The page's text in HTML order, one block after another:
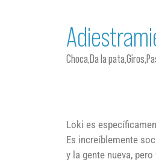
Choca,Da la
Loki es
Es increíblemente
y la gente nueva,